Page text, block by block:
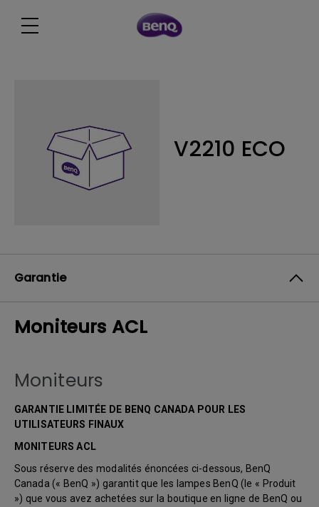
V2210 ECO
Garantie
Moniteurs ACL
Moniteurs
GARANTIE LIMITÉE DE BENQ CANADA POUR LES
UTILISATEURS FINAUX
MONITEURS ACL
Sous réserve des modalités énoncées ci-dessous, BenQ
Canada (« BenQ ») garantit que les lampes BenQ (le « Produit
») que vous avez achetées sur la boutique en ligne de BenQ ou